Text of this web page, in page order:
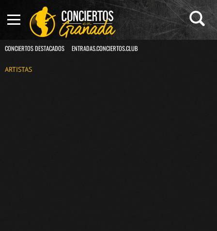
CONCIERTOS DESTACADOS ENTRADAS.CONCIERTOS.CLUB
ARTISTAS